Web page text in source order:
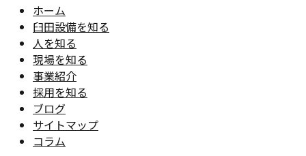
ホーム
臼田設備を知る
人を知る
現場を知る
事業紹介
採用を知る
ブログ
サイトマップ
コラム